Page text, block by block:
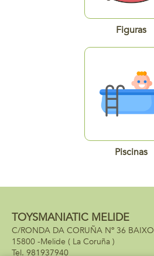
Figuras
Piscinas
TOYSMANIATIC MELIDE
C/RONDA DA CORUÑA Nº 36 BAIXO
15800 -Melide ( La Coruña )
981937940